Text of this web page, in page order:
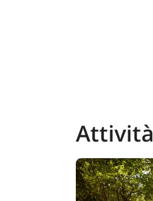
Attività